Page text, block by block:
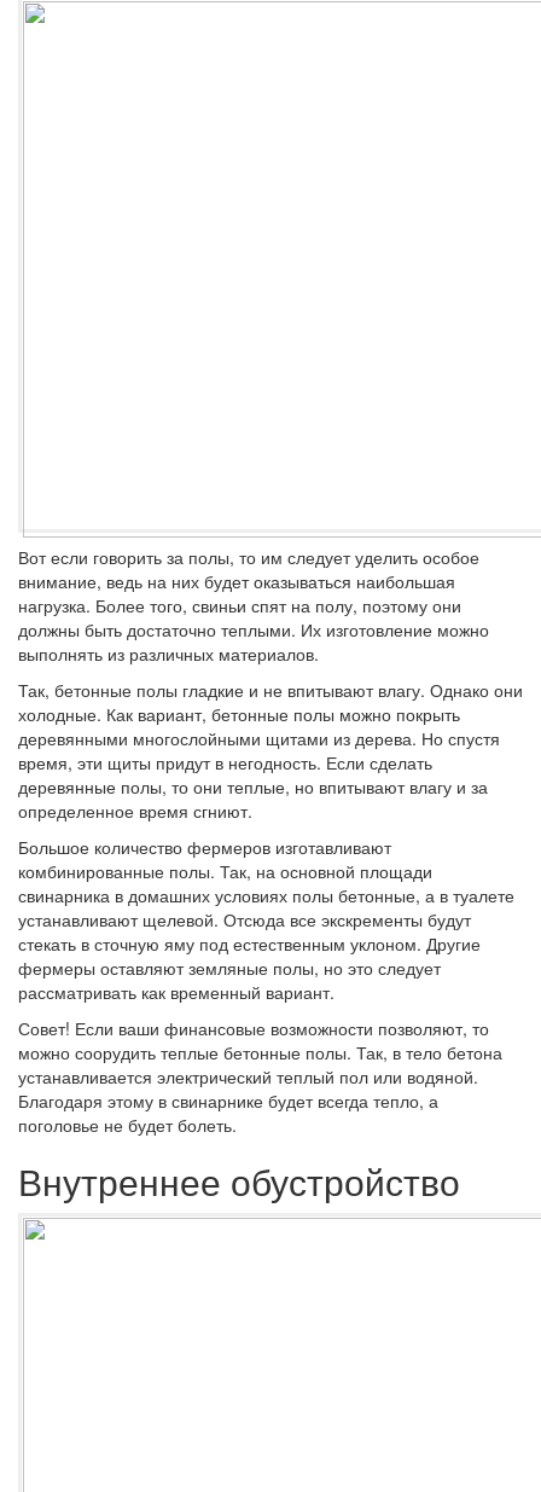
Вот если говорить за полы, то им следует уделить особое
внимание, ведь на них будет оказываться наибольшая
нагрузка. Более того, свиньи спят на полу, поэтому они
должны быть достаточно теплыми. Их изготовление можно
выполнять из различных материалов.
Так, бетонные полы гладкие и не впитывают влагу. Однако они
холодные. Как вариант, бетонные полы можно покрыть
деревянными многослойными щитами из дерева. Но спустя
время, эти щиты придут в негодность. Если сделать
деревянные полы, то они теплые, но впитывают влагу и за
определенное время сгниют.
Большое количество фермеров изготавливают
комбинированные полы. Так, на основной площади
свинарника в домашних условиях полы бетонные, а в туалете
устанавливают щелевой. Отсюда все экскременты будут
стекать в сточную яму под естественным уклоном. Другие
фермеры оставляют земляные полы, но это следует
рассматривать как временный вариант.
Совет! Если ваши финансовые возможности позволяют, то
можно соорудить теплые бетонные полы. Так, в тело бетона
устанавливается электрический теплый пол или водяной.
Благодаря этому в свинарнике будет всегда тепло, а
поголовье не будет болеть.
Внутреннее обустройство